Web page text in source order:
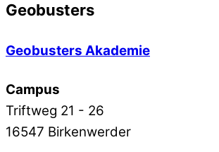
Geobusters
Geobusters Akademie
Campus
Triftweg 21 - 26
16547 Birkenwerder